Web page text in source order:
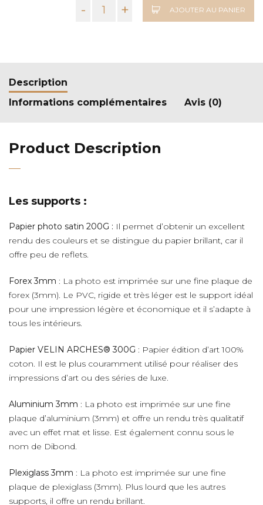
- + AJOUTER AU PANIER
Description
Informations complémentaires
Avis (0)
Product Description
Les supports :
Papier photo satin 200G : Il permet d’obtenir un excellent
rendu des couleurs et se distingue du papier brillant, car il
offre peu de reflets.
Forex 3mm : La photo est imprimée sur une fine plaque de
forex (3mm). Le PVC, rigide et très léger est le support idéal
pour une impression légère et économique et il s’adapte à
tous les intérieurs.
Papier VELIN ARCHES® 300G : Papier édition d’art 100%
coton. Il est le plus couramment utilisé pour réaliser des
impressions d’art ou des séries de luxe.
Aluminium 3mm : La photo est imprimée sur une fine
plaque d’aluminium (3mm) et offre un rendu très qualitatif
avec un effet mat et lisse. Est également connu sous le
nom de Dibond.
Plexiglass 3mm : La photo est imprimée sur une fine
plaque de plexiglass (3mm). Plus lourd que les autres
supports, il offre un rendu brillant.